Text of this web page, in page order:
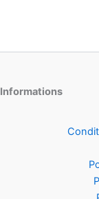
Informations